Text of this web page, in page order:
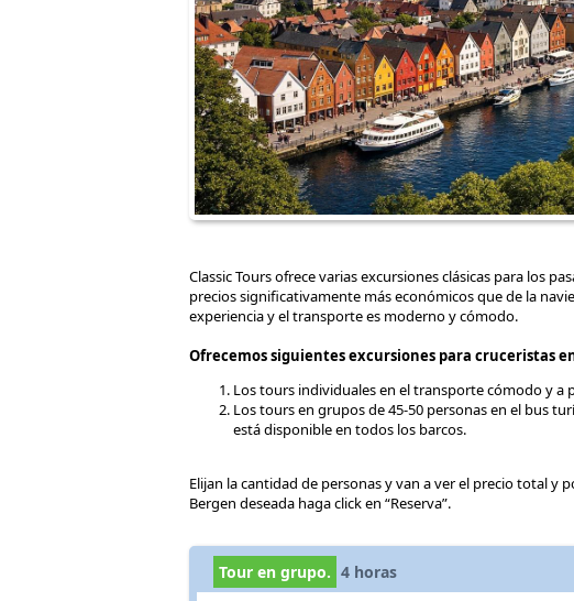
Classic Tours ofrece varias excursiones clásicas para los
precios significativamente más económicos que de la
experiencia y el transporte es moderno y cómodo.
Ofrecemos siguientes excursiones para cruceristas
Los tours individuales en el transporte cómodo y a
Los tours en grupos de 45-50 personas en el bus
está disponible en todos los barcos.
Elijan la cantidad de personas y van a ver el precio total y
Bergen deseada haga click en “Reserva”.
Tour en grupo. 4 horas